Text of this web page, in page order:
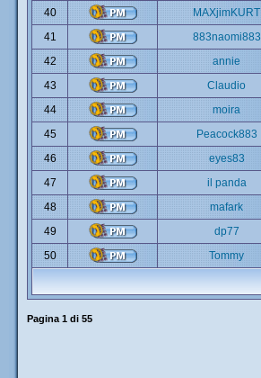
40
MAXjimKURT
41
883naomi883
42
annie
43
Claudio
44
moira
45
Peacock883
46
eyes83
47
il panda
48
mafark
49
dp77
50
Tommy
Pagina 1 di 55